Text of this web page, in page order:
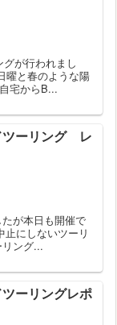
が行われまし
曜と春のような陽
宅からB...
ツーリング レ
が本日も開催で
にしないツーリ
ング...
ーリングレポ